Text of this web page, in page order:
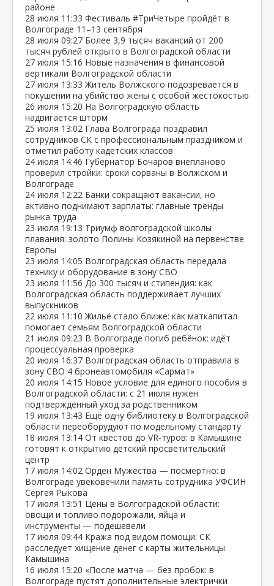
районе
28 июля 11:33 Фестиваль #ТриЧетыре пройдёт в
Волгограде 11–13 сентября
28 июля 09:27 Более 3,9 тысяч вакансий от 200
тысяч рублей открыто в Волгоградской области
27 июля 15:16 Новые назначения в финансовой
вертикали Волгоградской области
27 июля 13:33 Житель Волжского подозревается в
покушении на убийство жены с особой жестокостью
26 июля 15:20 На Волгоградскую область
надвигается шторм
25 июля 13:02 Глава Волгограда поздравил
сотрудников СК с профессиональным праздником и
отметил работу кадетских классов
24 июля 14:46 Губернатор Бочаров внепланово
проверил стройки: сроки сорваны в Волжском и
Волгограде
24 июля 12:22 Банки сокращают вакансии, но
активно поднимают зарплаты: главные тренды
рынка труда
23 июля 19:13 Триумф волгоградской школы
плавания: золото Полины Козякиной на первенстве
Европы
23 июля 14:05 Волгоградская область передала
технику и оборудование в зону СВО
23 июля 11:56 До 300 тысяч и стипендия: как
Волгоградская область поддерживает лучших
выпускников
22 июля 11:10 Жильё стало ближе: как маткапитал
помогает семьям Волгоградской области
21 июля 09:23 В Волгограде погиб ребёнок: идёт
процессуальная проверка
20 июля 16:37 Волгоградская область отправила в
зону СВО 4 бронеавтомобиля «Сармат»
20 июля 14:15 Новое условие для единого пособия в
Волгоградской области: с 21 июля нужен
подтверждённый уход за родственником
19 июля 13:43 Ещё одну библиотеку в Волгоградской
области переоборудуют по модельному стандарту
18 июля 13:14 От квестов до VR‑туров: в Камышине
готовят к открытию детский просветительский
центр
17 июля 14:02 Орден Мужества — посмертно: в
Волгограде увековечили память сотрудника УФСИН
Сергея Рыкова
17 июля 13:51 Цены в Волгоградской области:
овощи и топливо подорожали, яйца и
инструменты — подешевели
17 июля 09:44 Кража под видом помощи: СК
расследует хищение денег с карты жительницы
Камышина
16 июля 15:20 «После матча — без пробок: в
Волгограде пустят дополнительные электрички